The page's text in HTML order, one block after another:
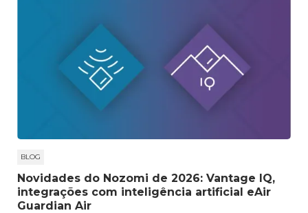
BLOG
Novidades do Nozomi de 2026: Vantage IQ,
integrações com inteligência artificial eAir
Guardian Air